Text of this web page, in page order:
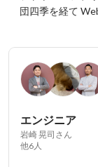
団四季を経て
エンジニア
岩崎 晃司さん
他6人